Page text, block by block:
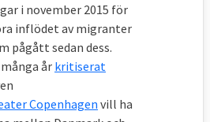
i november 2015 för
inflödet av migranter
pågått sedan dess.
år kritiserat
Copenhagen vill ha